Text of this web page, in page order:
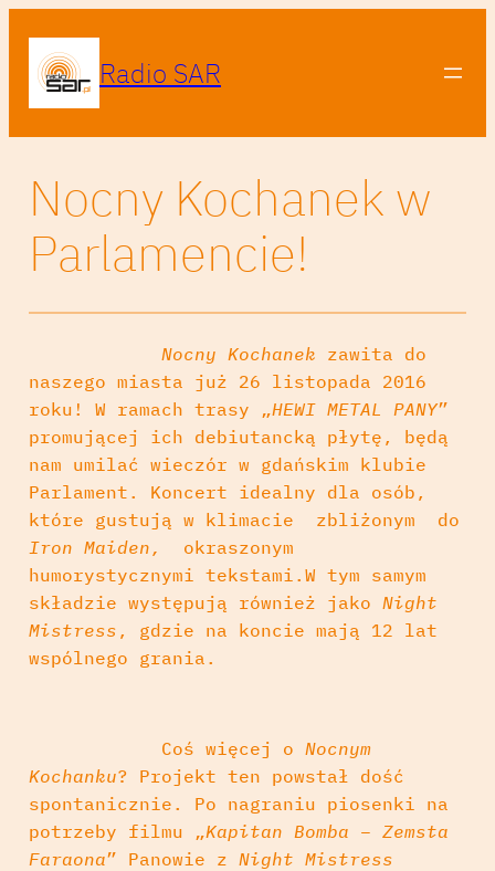
Radio SAR
Nocny Kochanek w
Parlamencie!
Nocny Kochanek zawita do
naszego miasta już 26 listopada 2016
roku! W ramach trasy „HEWI METAL PANY”
promującej ich debiutancką płytę, będą
nam umilać wieczór w gdańskim klubie
Parlament. Koncert idealny dla osób,
które gustują w klimacie zbliżonym do
Iron Maiden,
okraszonym
humorystycznymi tekstami.W tym samym
składzie występują również jako Night
Mistress , gdzie na koncie mają 12 lat
wspólnego grania.
Coś więcej o Nocnym
Kochanku? Projekt ten powstał dość
spontanicznie. Po nagraniu piosenki na
potrzeby filmu „Kapitan Bomba – Zemsta
Faraona” Panowie z Night Mistress